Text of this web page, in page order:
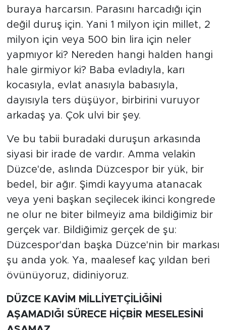
buraya harcarsın. Parasını harcadığı için
değil duruş için. Yani 1 milyon için millet, 2
milyon için veya 500 bin lira için neler
yapmıyor ki? Nereden hangi halden hangi
hale girmiyor ki? Baba evladıyla, karı
kocasıyla, evlat anasıyla babasıyla,
dayısıyla ters düşüyor, birbirini vuruyor
arkadaş ya. Çok ulvi bir şey.
Ve bu tabii buradaki duruşun arkasında
siyasi bir irade de vardır. Amma velakin
Düzce'de, aslında Düzcespor bir yük, bir
bedel, bir ağır. Şimdi kayyuma atanacak
veya yeni başkan seçilecek ikinci kongrede
ne olur ne biter bilmeyiz ama bildiğimiz bir
gerçek var. Bildiğimiz gerçek de şu:
Düzcespor'dan başka Düzce'nin bir markası
şu anda yok. Ya, maalesef kaç yıldan beri
övünüyoruz, didiniyoruz.
DÜZCE KAVİM MİLLİYETÇİLİĞİNİ
AŞAMADIĞI SÜRECE HİÇBİR MESELESİNİ